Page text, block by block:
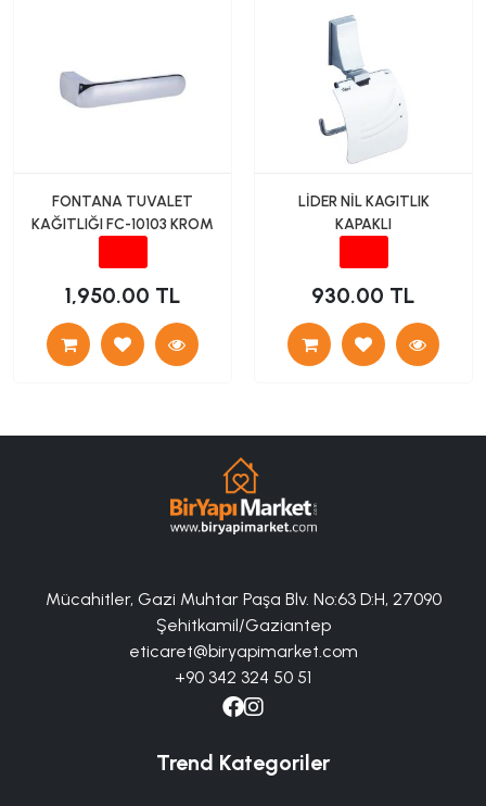
FONTANA TUVALET
KAĞITLIĞI FC-10103 KROM
1,950.00 TL
LİDER NİL KAGITLIK
KAPAKLI
930.00 TL
Mücahitler, Gazi Muhtar Paşa Blv. No:63 D:H, 27090
Şehitkamil/Gaziantep
eticaret@biryapimarket.com
+90 342 324 50 51
Trend Kategoriler